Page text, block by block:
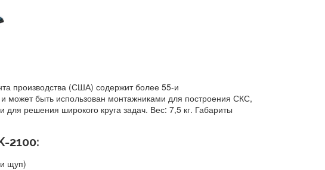
производства (США) содержит более 55-и
может быть использован монтажниками для построения СКС,
решения широкого круга задач. Вес: 7,5 кг. Габариты
2100:
щуп)